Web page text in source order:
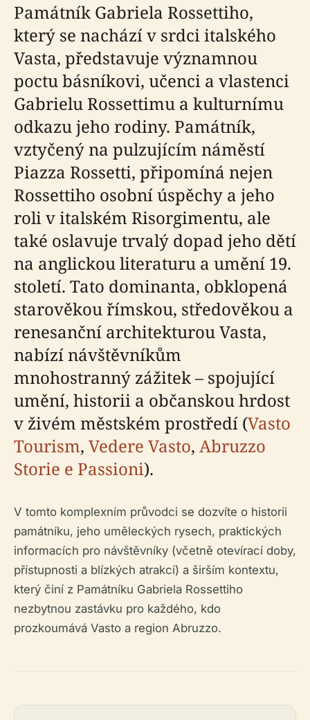
Památník Gabriela Rossettiho,
který se nachází v srdci italského
Vasta, představuje významnou
poctu básníkovi, učenci a vlastenci
Gabrielu Rossettimu a kulturnímu
odkazu jeho rodiny. Památník,
vztyčený na pulzujícím náměstí
Piazza Rossetti, připomíná nejen
Rossettiho osobní úspěchy a jeho
roli v italském Risorgimentu, ale
také oslavuje trvalý dopad jeho dětí
na anglickou literaturu a umění 19.
století. Tato dominanta, obklopená
starověkou římskou, středověkou a
renesanční architekturou Vasta,
nabízí návštěvníkům
mnohostranný zážitek – spojující
umění, historii a občanskou hrdost
v živém městském prostředí (Vasto
Tourism, Vedere Vasto, Abruzzo
Storie e Passioni).
V tomto komplexním průvodci se dozvíte o historii
památníku, jeho uměleckých rysech, praktických
informacích pro návštěvníky (včetně otevírací doby,
přístupnosti a blízkých atrakcí) a širším kontextu,
který činí z Památníku Gabriela Rossettiho
nezbytnou zastávku pro každého, kdo
prozkoumává Vasto a region Abruzzo.